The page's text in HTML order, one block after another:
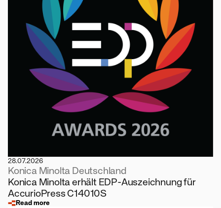
28.07.2026
Konica Minolta Deutschland
Konica Minolta erhält EDP-Auszeichnung für
AccurioPress C14010S
Read more